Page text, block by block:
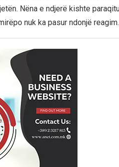
Nëna e ndjerë kishte
nuk ka pasur ndonjë reagim.